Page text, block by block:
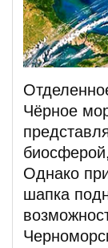
Чёрное
Однако
шапка